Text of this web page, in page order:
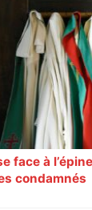
face à
condamnés